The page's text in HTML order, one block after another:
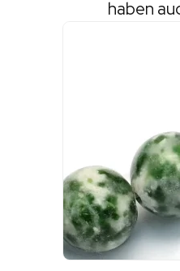
haben